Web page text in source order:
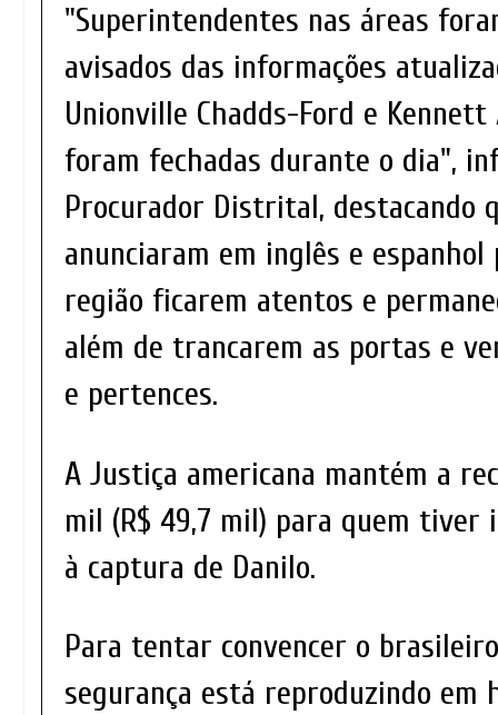
"Superintendentes nas áreas
avisados das informações
Unionville Chadds-Ford e Kennett
foram fechadas durante o dia",
Procurador Distrital, destacando
anunciaram em inglês e
região ficarem atentos e
além de trancarem as portas e
e pertences.
A Justiça americana mantém a
mil (R$ 49,7 mil) para quem tiver
à captura de Danilo.
Para tentar convencer o
segurança está reproduzindo em